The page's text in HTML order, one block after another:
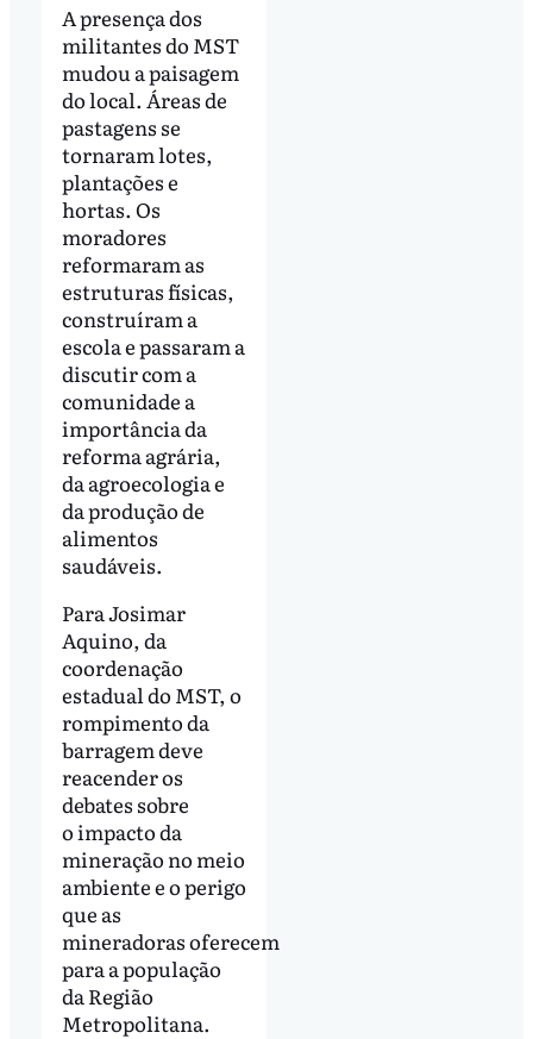
A presença dos
militantes do MST
mudou a paisagem
do local. Áreas de
pastagens se
tornaram lotes,
plantações e
hortas. Os
moradores
reformaram as
estruturas físicas,
construíram a
escola e passaram a
discutir com a
comunidade a
importância da
reforma agrária,
da agroecologia e
da produção de
alimentos
saudáveis.
Para Josimar
Aquino, da
coordenação
estadual do MST, o
rompimento da
barragem deve
reacender os
debates sobre
o impacto da
mineração no meio
ambiente e o perigo
que as
mineradoras oferecem
para a população
da Região
Metropolitana.